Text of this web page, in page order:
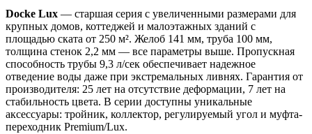
Docke Lux — старшая серия с увеличенными размерами для
крупных домов, коттеджей и малоэтажных зданий с
площадью ската от 250 м². Желоб 141 мм, труба 100 мм,
толщина стенок 2,2 мм — все параметры выше. Пропускная
способность трубы 9,3 л/сек обеспечивает надежное
отведение воды даже при экстремальных ливнях. Гарантия от
производителя: 25 лет на отсутствие деформации, 7 лет на
стабильность цвета. В серии доступны уникальные
аксессуары: тройник, коллектор, регулируемый угол и муфта-
переходник Premium/Lux.